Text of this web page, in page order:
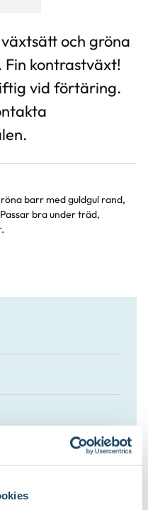
och gröna
kontrastväxt!
vid förtäring.
barr med guldgul rand,
bra under träd,